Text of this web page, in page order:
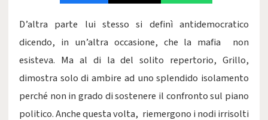
D’altra parte lui stesso si definì antidemocratico
dicendo, in un’altra occasione, che la mafia non
esisteva. Ma al di la del solito repertorio, Grillo,
dimostra solo di ambire ad uno splendido isolamento
perché non in grado di sostenere il confronto sul piano
politico. Anche questa volta, riemergono i nodi irrisolti